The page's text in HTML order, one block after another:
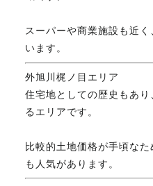
スーパーや商業施設も近
います。
外旭川梶ノ目エリア
住宅地としての歴史もあ
るエリアです。
比較的土地価格が手頃な
も人気があります。